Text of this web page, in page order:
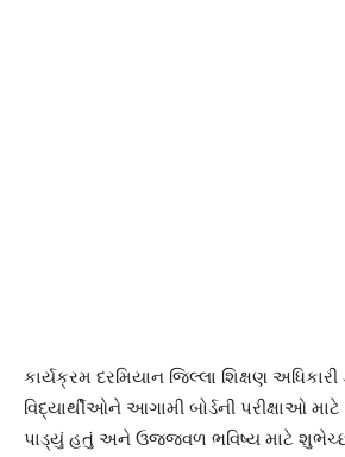
કાર્યક્રમ દરમિયાન જિલ્લા શિક્ષણ
વિદ્યાર્થીઓને આગામી બોર્ડની પરીક્ષાઓ
પાડ્યું હતું અને ઉજ્જવળ ભવિષ્ય માટે